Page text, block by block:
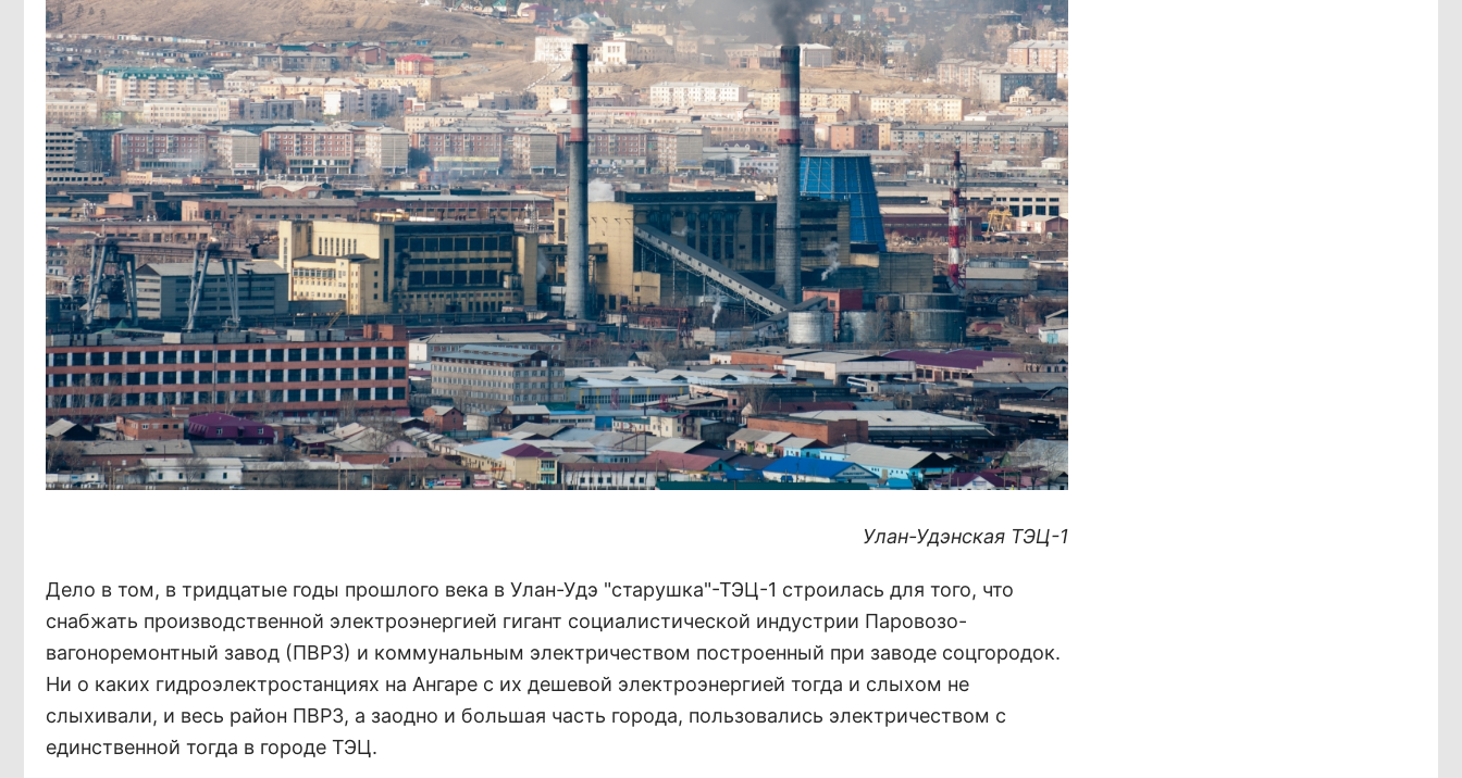
Улан-Удэнская ТЭЦ-1
Дело в том, в тридцатые годы прошлого века в Улан-Удэ "старушка"-ТЭЦ-1 строилась для того, что
снабжать производственной электроэнергией гигант социалистической индустрии Паровозо-
вагоноремонтный завод (ПВРЗ) и коммунальным электричеством построенный при заводе соцгородок.
Ни о каких гидроэлектростанциях на Ангаре с их дешевой электроэнергией тогда и слыхом не
слыхивали, и весь район ПВРЗ, а заодно и большая часть города, пользовались электричеством с
единственной тогда в городе ТЭЦ.